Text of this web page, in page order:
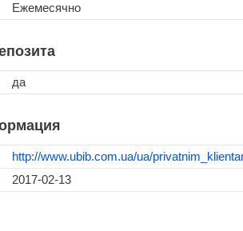
Ежемесячно
да
http://www.ubib.com.ua/ua/
2017-02-13